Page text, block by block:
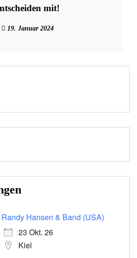
mit!
19. Januar 2024
Randy Hansen & Band (USA)
23 Okt. 26
Kiel